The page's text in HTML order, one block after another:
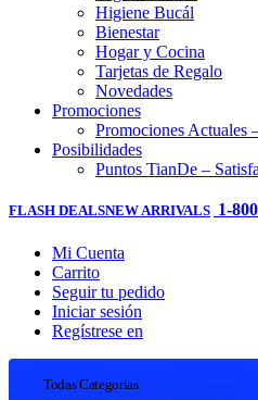
Higiene Bucál
Bienestar
Hogar y Cocina
Tarjetas de Regalo
Novedades
Promociones
Promociones Actuales
Posibilidades
Puntos TianDe –
FLASH DEALSNEW ARRIVALS 1-
Mi Cuenta
Carrito
Seguir tu pedido
Iniciar sesión
Regístrese en
Todas Categorias